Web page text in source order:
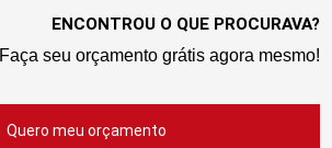
ENCONTROU O QUE PROCURAVA?
Faça seu orçamento grátis agora mesmo!
Quero meu orçamento